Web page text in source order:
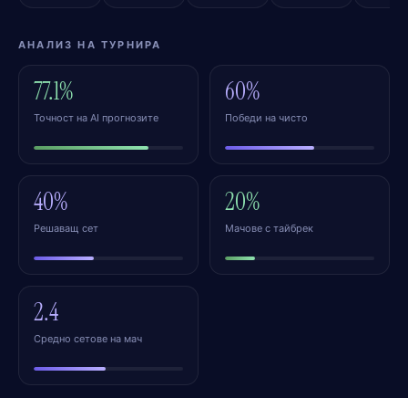
АНАЛИЗ НА ТУРНИРА
77.1%
Точност на AI прогнозите
60%
Победи на чисто
40%
Решаващ сет
20%
Мачове с тайбрек
2.4
Средно сетове на мач